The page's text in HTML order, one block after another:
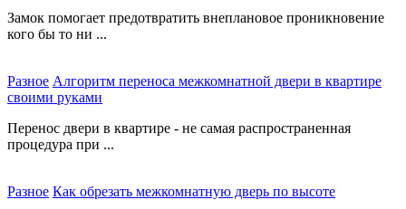
Замок помогает предотвратить внеплановое проникновение
кого бы то ни ...
Разное Алгоритм переноса межкомнатной двери в квартире
своими руками
Перенос двери в квартире - не самая распространенная
процедура при ...
Разное Как обрезать межкомнатную дверь по высоте